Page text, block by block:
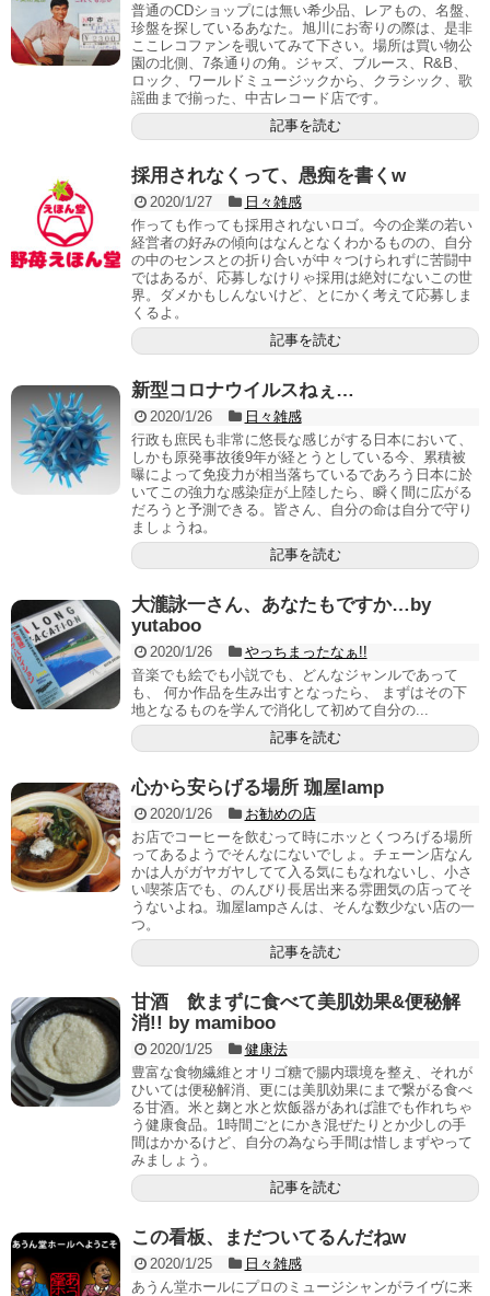
普通のCDショップには無い希少品、レアもの、名盤、
珍盤を探しているあなた。旭川にお寄りの際は、是非
ここレコファンを覗いてみて下さい。場所は買い物公
園の北側、7条通りの角。ジャズ、ブルース、R&B、
ロック、ワールドミュージックから、クラシック、歌
謡曲まで揃った、中古レコード店です。
記事を読む
採用されなくって、愚痴を書くw
2020/1/27
日々雑感
作っても作っても採用されないロゴ。今の企業の若い
経営者の好みの傾向はなんとなくわかるものの、自分
の中のセンスとの折り合いが中々つけられずに苦闘中
ではあるが、応募しなけりゃ採用は絶対にないこの世
界。ダメかもしんないけど、とにかく考えて応募しま
くるよ。
記事を読む
新型コロナウイルスねぇ…
2020/1/26
日々雑感
行政も庶民も非常に悠長な感じがする日本において、
しかも原発事故後9年が経とうとしている今、累積被
曝によって免疫力が相当落ちているであろう日本に於
いてこの強力な感染症が上陸したら、瞬く間に広がる
だろうと予測できる。皆さん、自分の命は自分で守り
ましょうね。
記事を読む
大瀧詠一さん、あなたもですか…by
yutaboo
2020/1/26
やっちまったなぁ!!
音楽でも絵でも小説でも、どんなジャンルであって
も、 何か作品を生み出すとなったら、 まずはその下
地となるものを学んで消化して初めて自分の...
記事を読む
心から安らげる場所 珈屋lamp
2020/1/26
お勧めの店
お店でコーヒーを飲むって時にホッとくつろげる場所
ってあるようでそんなにないでしょ。チェーン店なん
かは人がガヤガヤしてて入る気にもなれないし、小さ
い喫茶店でも、のんびり長居出来る雰囲気の店ってそ
うないよね。珈屋lampさんは、そんな数少ない店の一
つ。
記事を読む
甘酒 飲まずに食べて美肌効果&便秘解
消!! by mamiboo
2020/1/25
健康法
豊富な食物繊維とオリゴ糖で腸内環境を整え、それが
ひいては便秘解消、更には美肌効果にまで繋がる食べ
る甘酒。米と麹と水と炊飯器があれば誰でも作れちゃ
う健康食品。1時間ごとにかき混ぜたりとか少しの手
間はかかるけど、自分の為なら手間は惜しまずやって
みましょう。
記事を読む
この看板、まだついてるんだねw
2020/1/25
日々雑感
あうん堂ホールにプロのミュージシャンがライヴに来